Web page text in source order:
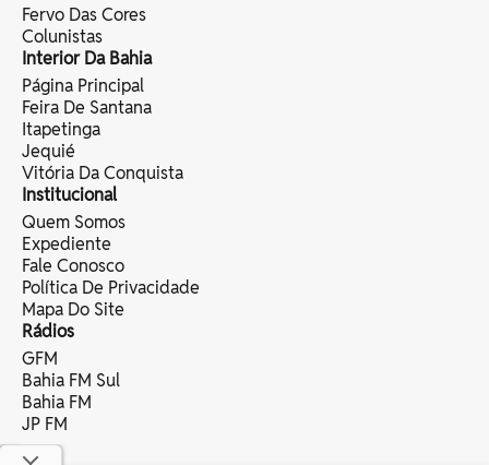
Fervo Das Cores
Colunistas
Interior Da Bahia
Página Principal
Feira De Santana
Itapetinga
Jequié
Vitória Da Conquista
Institucional
Quem Somos
Expediente
Fale Conosco
Política De Privacidade
Mapa Do Site
Rádios
GFM
Bahia FM Sul
Bahia FM
JP FM